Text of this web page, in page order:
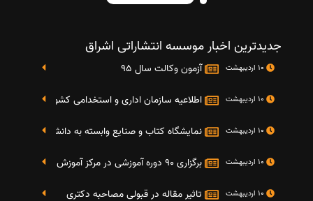
جدیدترین اخبار موسسه انتشاراتی اشراق
آزمون وکالت سال 95
اطلاعیه سازمان اداری و استخدامی کشور در خصوص
نمایشگاه کتاب و صنایع وابسته به دانشگاه صنعتی شریف 4 الی 8 مهر
برگزاری 90 دوره آموزشی در مرکز آموزش فرهنگی دانشگاه علامه
تاثیر مقاله در قبولی مصاحبه دکتری